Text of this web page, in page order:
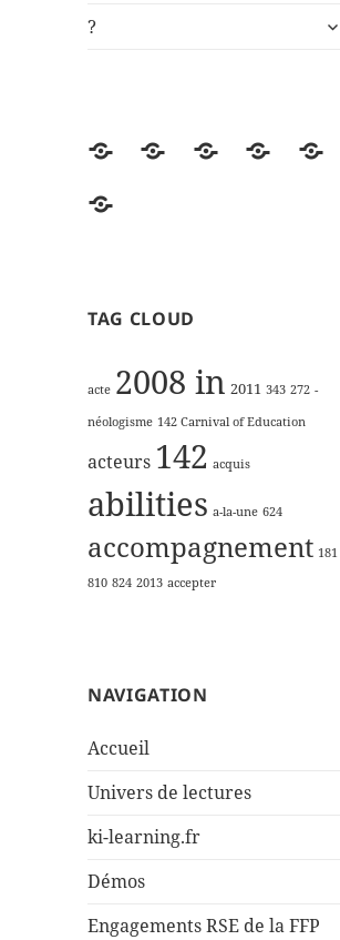
?
AccueilUnivers
ki-
Démos
?
TAG CLOUD
acte 2008 in 2011 343 272 -
néologisme 142 Carnival of Education
acteurs 142 acquis
abilities a-la-une 624
accompagnement 181
810 824 2013 accepter
NAVIGATION
Accueil
Univers de lectures
ki-learning.fr
Démos
Engagements RSE de la FFP